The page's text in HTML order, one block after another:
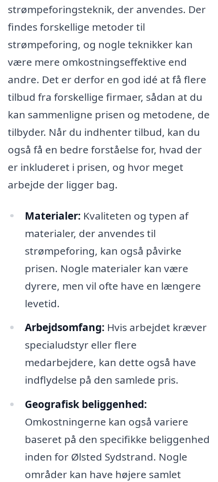
strømpeforingsteknik, der anvendes. Der
findes forskellige metoder til
strømpeforing, og nogle teknikker kan
være mere omkostningseffektive end
andre. Det er derfor en god idé at få flere
tilbud fra forskellige firmaer, sådan at du
kan sammenligne prisen og metodene, de
tilbyder. Når du indhenter tilbud, kan du
også få en bedre forståelse for, hvad der
er inkluderet i prisen, og hvor meget
arbejde der ligger bag.
Materialer: Kvaliteten og typen af
materialer, der anvendes til
strømpeforing, kan også påvirke
prisen. Nogle materialer kan være
dyrere, men vil ofte have en længere
levetid.
Arbejdsomfang: Hvis arbejdet kræver
specialudstyr eller flere
medarbejdere, kan dette også have
indflydelse på den samlede pris.
Geografisk beliggenhed:
Omkostningerne kan også variere
baseret på den specifikke beliggenhed
inden for Ølsted Sydstrand. Nogle
områder kan have højere samlet